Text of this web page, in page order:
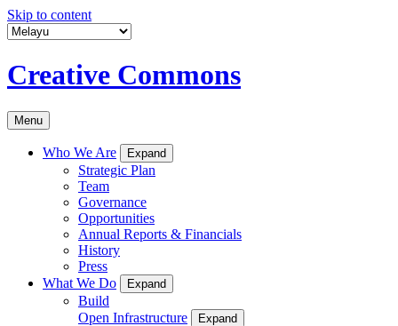
Skip to content
Creative Commons
Menu
Who We Are Expand
Strategic Plan
Team
Governance
Opportunities
Annual Reports & Financials
History
Press
What We Do
Expand
Build
Open Infrastructure
Expand